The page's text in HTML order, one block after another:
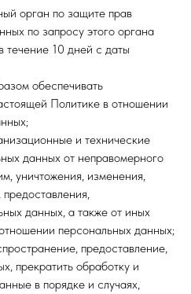
орган по защите прав
по запросу этого органа
10 дней с даты
обеспечивать
Политике в отношении
и технические
данных от неправомерного
уничтожения, изменения,
данных, а также от иных
персональных данных;
предоставление,
прекратить обработку и
в порядке и случаях,